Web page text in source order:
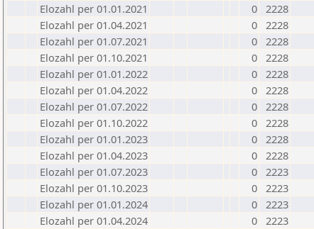
Elozahl per 01.01.2021
0 2228
Elozahl per 01.04.2021
0 2228
Elozahl per 01.07.2021
0 2228
Elozahl per 01.10.2021
0 2228
Elozahl per 01.01.2022
0 2228
Elozahl per 01.04.2022
0 2228
Elozahl per 01.07.2022
0 2228
Elozahl per 01.10.2022
0 2228
Elozahl per 01.01.2023
0 2228
Elozahl per 01.04.2023
0 2228
Elozahl per 01.07.2023
0 2223
Elozahl per 01.10.2023
0 2223
Elozahl per 01.01.2024
0 2223
Elozahl per 01.04.2024
0 2223